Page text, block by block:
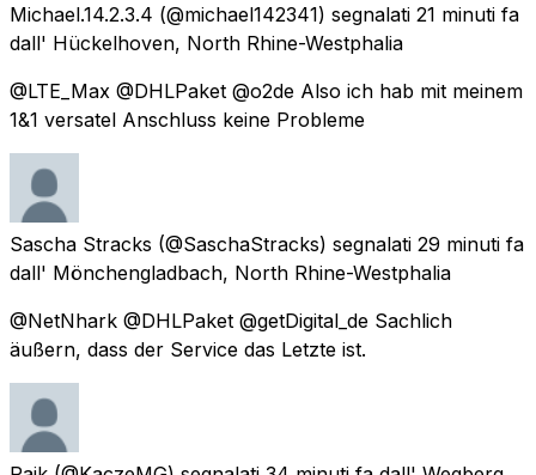
Michael.14.2.3.4 (@michael142341) segnalati 21 minuti fa
dall' Hückelhoven, North Rhine-Westphalia
@LTE_Max @DHLPaket @o2de Also ich hab mit meinem
1&1 versatel Anschluss keine Probleme
Sascha Stracks (@SaschaStracks) segnalati 29 minuti fa
dall' Mönchengladbach, North Rhine-Westphalia
@NetNhark @DHLPaket @getDigital_de Sachlich
äußern, dass der Service das Letzte ist.